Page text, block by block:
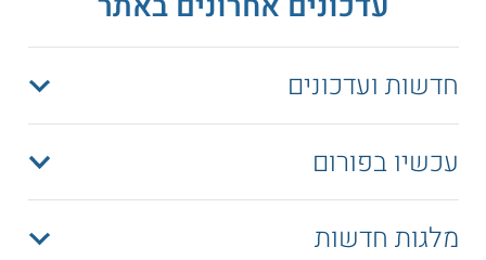
חדשות ועדכונים
עכשיו בפורום
מלגות חדשות